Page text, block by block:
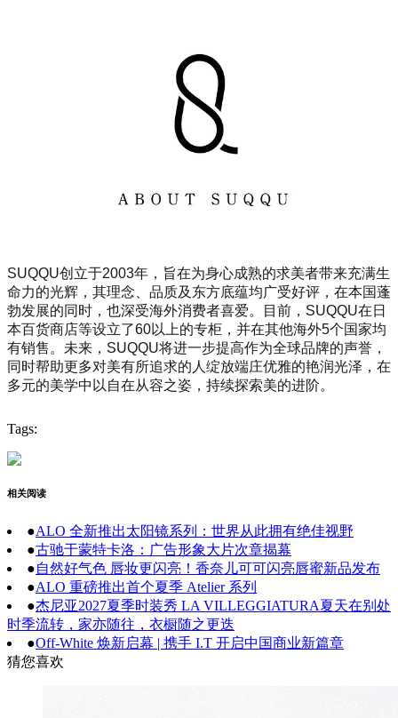
SUQQU创立于2003年，旨在为身心成熟的求美者带来充满生
命力的光辉，其理念、品质及东方底蕴均广受好评，在本国蓬
勃发展的同时，也深受海外消费者喜爱。目前，SUQQU在日
本百货商店等设立了60以上的专柜，并在其他海外5个国家均
有销售。未来，SUQQU将进一步提高作为全球品牌的声誉，
同时帮助更多对美有所追求的人绽放端庄优雅的艳润光泽，在
多元的美学中以自在从容之姿，持续探索美的进阶。
Tags:
相关阅读
●ALO 全新推出太阳镜系列：世界从此拥有绝佳视野
●古驰于蒙特卡洛：广告形象大片次章揭幕
●自然好气色 唇妆更闪亮！香奈儿可可闪亮唇蜜新品发布
●ALO 重磅推出首个夏季 Atelier 系列
●杰尼亚2027夏季时装秀 LA VILLEGGIATURA夏天在别处
时季流转，家亦随往，衣橱随之更迭
●Off-White 焕新启幕 | 携手 I.T 开启中国商业新篇章
猜您喜欢